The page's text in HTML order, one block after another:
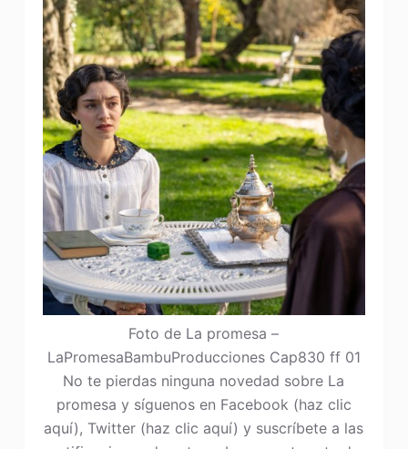
Foto de La promesa –
LaPromesaBambuProducciones Cap830 ff 01
No te pierdas ninguna novedad sobre La
promesa y síguenos en Facebook (haz clic
aquí), Twitter (haz clic aquí) y suscríbete a las